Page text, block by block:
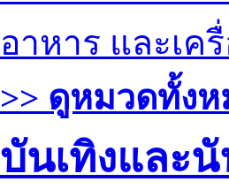
อาหาร และเค
>> ดูหมวดทั้ง
บันเทิงและ